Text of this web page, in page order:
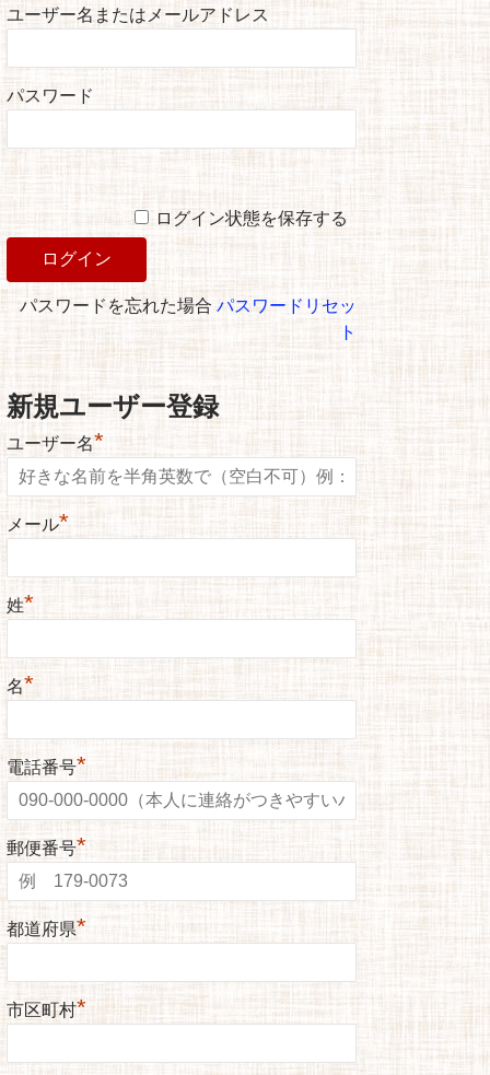
ユーザー名またはメールアドレス
パスワード
ログイン状態を保存する
パスワードを忘れた場合パスワードリセッ
ト
新規ユーザー登録
ユーザー名*
メール*
姓*
名*
電話番号*
郵便番号*
都道府県*
市区町村*